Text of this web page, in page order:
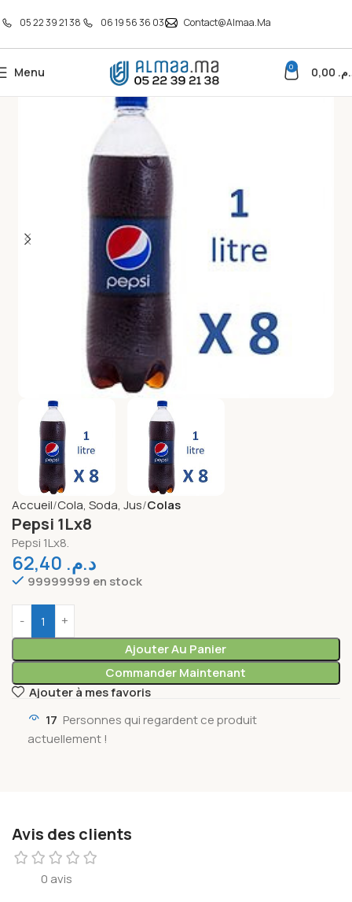
05 22 39 21 38 06 19 56 36 03 Contact@almaa.ma
Menu 0
Accueil Cola, Soda, Jus Colas
Pepsi 1Lx8
Pepsi 1Lx8.
د.م.
99999999 en stock
Ajouter Au Panier
Commander Maintenant
Ajouter à mes favoris
17 Personnes qui regardent ce produit
actuellement !
Avis des clients
0 avis